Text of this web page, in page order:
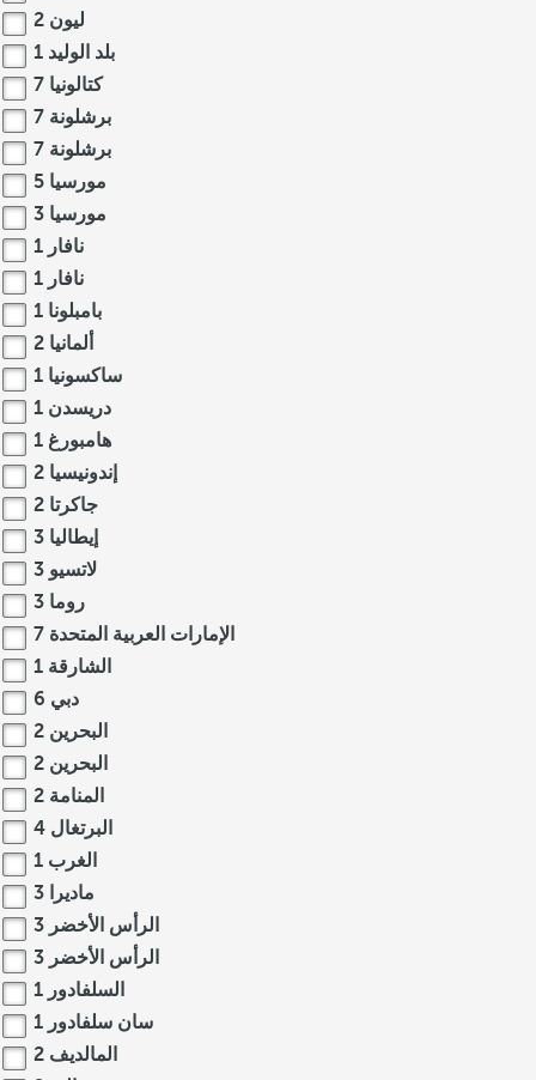
ليون 2
بلد الوليد 1
كتالونيا 7
برشلونة 7
برشلونة 7
مورسيا 5
مورسيا 3
نافار 1
نافار 1
بامبلونا 1
ألمانيا 2
ساكسونيا 1
دريسدن 1
هامبورغ 1
إندونيسيا 2
جاكرتا 2
إيطاليا 3
لاتسيو 3
روما 3
الإمارات العربية المتحدة 7
الشارقة 1
دبي 6
البحرين 2
البحرين 2
المنامة 2
البرتغال 4
الغرب 1
ماديرا 3
الرأس الأخضر 3
الرأس الأخضر 3
السلفادور 1
سان سلفادور 1
المالديف 2